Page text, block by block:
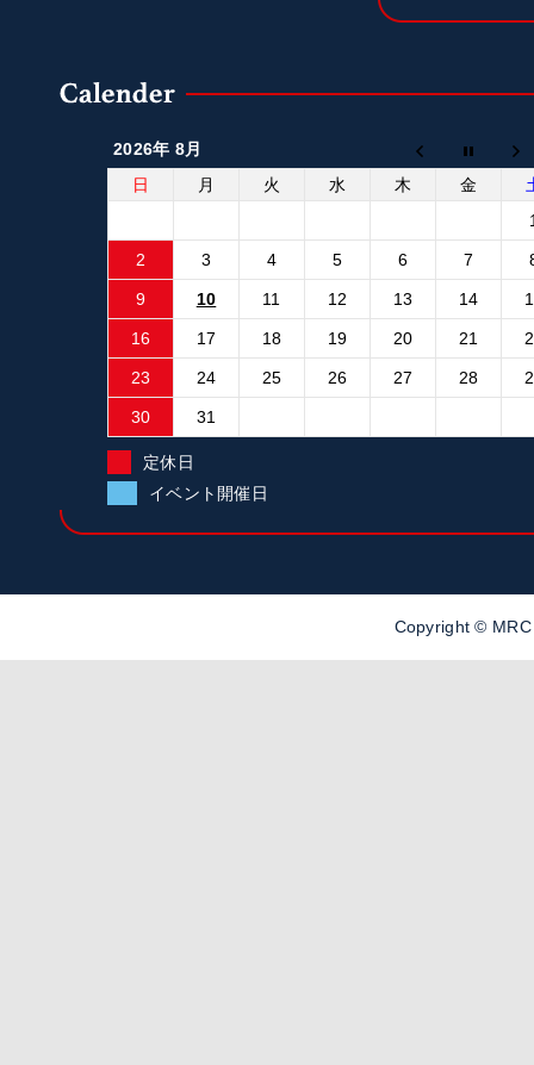
2026年 8月
日
月 火 水 木 金
2 3 4 5 6 7
9 10 11 12 13 14
16 17 18 19 20 21
23 24 25 26 27 28
30 31
定休日
イベント開催日
Copyright ©